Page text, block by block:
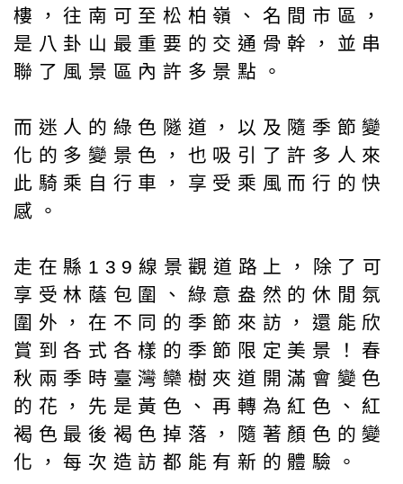
樓，往南可至松柏嶺、名間市區，
是八卦山最重要的交通骨幹，並串
聯了風景區內許多景點。
而迷人的綠色隧道，以及隨季節變
化的多變景色，也吸引了許多人來
此騎乘自行車，享受乘風而行的快
感。
走在縣139線景觀道路上，除了可
享受林蔭包圍、綠意盎然的休閒氛
圍外，在不同的季節來訪，還能欣
賞到各式各樣的季節限定美景！春
秋兩季時臺灣欒樹夾道開滿會變色
的花，先是黃色、再轉為紅色、紅
褐色最後褐色掉落，隨著顏色的變
化，每次造訪都能有新的體驗。